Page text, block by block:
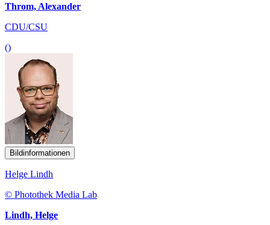
Throm, Alexander
CDU/CSU
()
Bildinformationen
Helge Lindh
© Photothek Media Lab
Lindh, Helge